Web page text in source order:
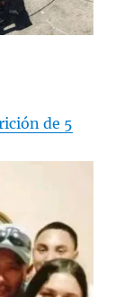
de 5